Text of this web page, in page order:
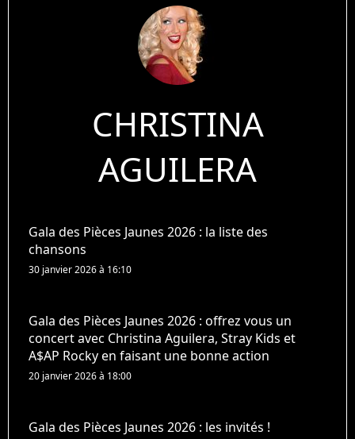
CHRISTINA
AGUILERA
Gala des Pièces Jaunes 2026 : la liste des
chansons
30 janvier 2026 à 16:10
Gala des Pièces Jaunes 2026 : offrez vous un
concert avec Christina Aguilera, Stray Kids et
A$AP Rocky en faisant une bonne action
20 janvier 2026 à 18:00
Gala des Pièces Jaunes 2026 : les invités !